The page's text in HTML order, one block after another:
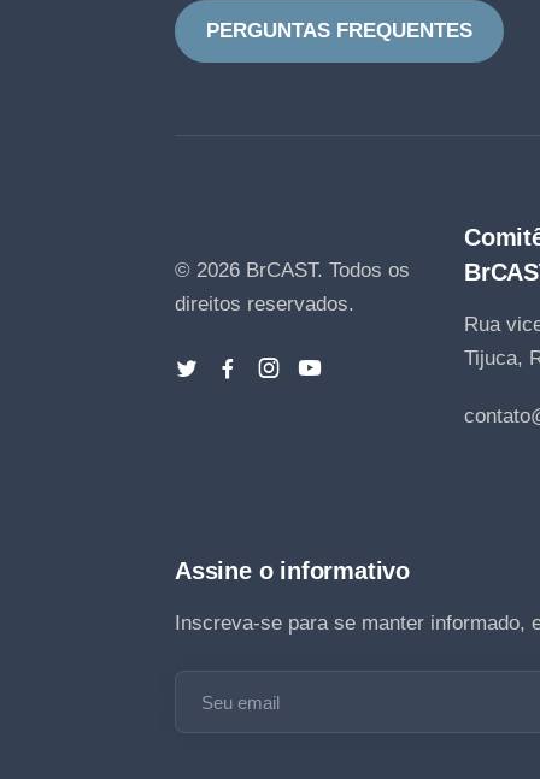
PERGUNTAS FREQUENTES
© 2026 BrCAST. Todos os
direitos reservados.
Rua
Tijuca,
Assine o informativo
Inscreva-se para se manter
Seu email